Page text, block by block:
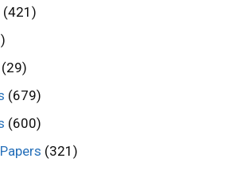
(421)
(679)
(600)
(321)